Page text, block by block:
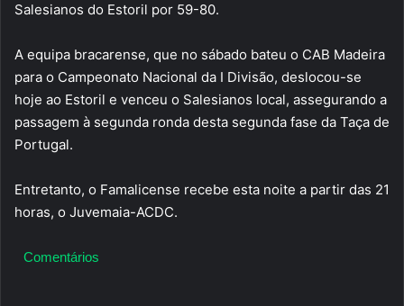
Salesianos do Estoril por 59-80.
A equipa bracarense, que no sábado bateu o CAB Madeira
para o Campeonato Nacional da I Divisão, deslocou-se
hoje ao Estoril e venceu o Salesianos local, assegurando a
passagem à segunda ronda desta segunda fase da Taça de
Portugal.
Entretanto, o Famalicense recebe esta noite a partir das 21
horas, o Juvemaia-ACDC.
Comentários